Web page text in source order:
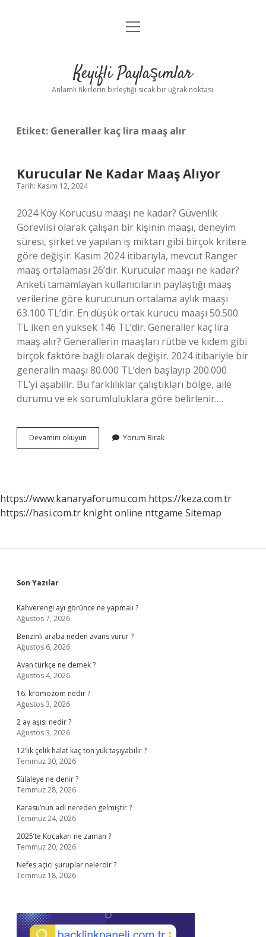
Anasayfa
Yasal Uyarı
menüyü
Keyifli Paylaşımlar
Anlamlı fikirlerin birleştiği sıcak bir uğrak noktası.
Etiket: Generaller kaç lira maaş alır
Kurucular Ne Kadar Maaş Alıyor
Tarih: Kasım 12, 2024
2024 Köy Korucusu maaşı ne kadar? Güvenlik
Görevlisi olarak çalışan bir kişinin maaşı, deneyim
süresi, şirket ve yapılan iş miktarı gibi birçok kritere
göre değişir. Kasım 2024 itibarıyla, mevcut Ranger
maaş ortalaması 26’dır. Kurucular maaşı ne kadar?
Anketi tamamlayan kullanıcıların paylaştığı maaş
verilerine göre kurucunun ortalama aylık maaşı
63.100 TL’dir. En düşük ortak kurucu maaşı 50.500
TL iken en yüksek 146 TL’dir. Generaller kaç lira
maaş alır? Generallerin maaşları rütbe ve kıdem gibi
birçok faktöre bağlı olarak değişir. 2024 itibariyle bir
generalin maaşı 80.000 TL’den başlayıp 200.000
TL’yi aşabilir. Bu farklılıklar çalıştıkları bölge, aile
durumu ve ek sorumluluklara göre belirlenir.…
Devamını okuyun Kurucular
Ne
Yorum Bırak
https://www.kanaryaforumu.com https://keza.com.tr
https://hasi.com.tr knight online nttgame Sitemap
Sidebar
Son Yazılar
Kahverengi ayı görünce ne yapmalı ?
Ağustos 7, 2026
Benzinli araba neden avans vurur ?
Ağustos 6, 2026
Avan türkçe ne demek ?
Ağustos 4, 2026
16. kromozom nedir ?
Ağustos 3, 2026
2 ay aşısı nedir ?
Ağustos 3, 2026
12’lik çelik halat kaç ton yük taşıyabilir ?
Temmuz 30, 2026
Sülaleye ne denir ?
Temmuz 28, 2026
Karasu’nun adı nereden gelmiştir ?
Temmuz 24, 2026
2025’te Kocakarı ne zaman ?
Temmuz 20, 2026
Nefes açıcı şuruplar nelerdir ?
Temmuz 18, 2026